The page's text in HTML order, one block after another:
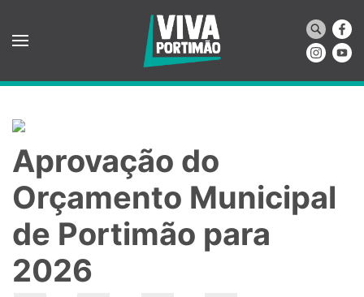
Saltar para o conteúdo principal
Aprovação do
Orçamento Municipal
de Portimão para
2026